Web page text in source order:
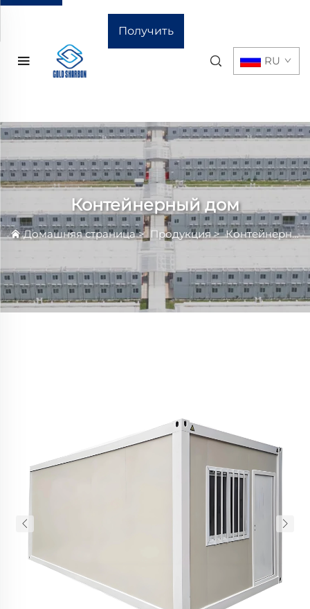
Получить
RU
Контейнерный дом
Домашняя страница>Продукция>Контейнерный Дом